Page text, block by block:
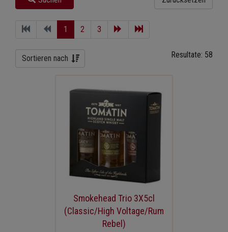
1 2 3
Sortieren nach Resultate: 58
Smokehead Trio 3X5cl
(Classic/High Voltage/Rum
Rebel)